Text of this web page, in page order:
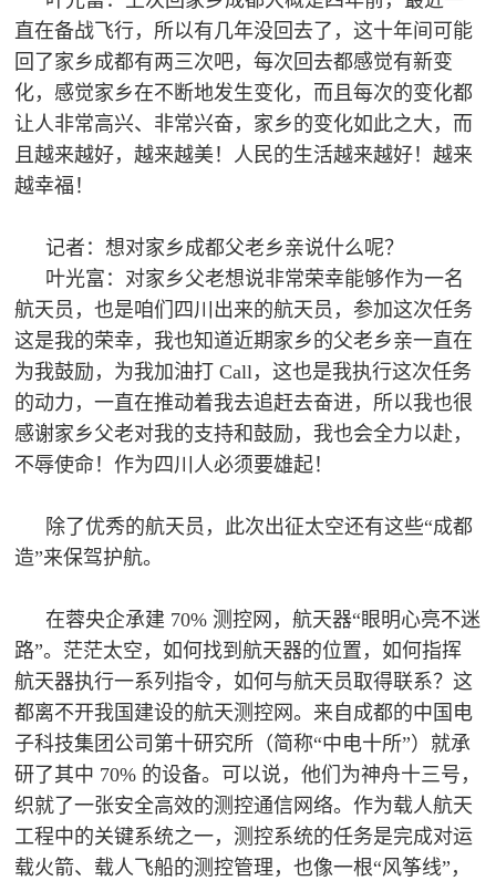
直在备战飞行，所以有几年没回去了，这十年间可能
回了家乡成都有两三次吧，每次回去都感觉有新变
化，感觉家乡在不断地发生变化，而且每次的变化都
让人非常高兴、非常兴奋，家乡的变化如此之大，而
且越来越好，越来越美！人民的生活越来越好！越来
越幸福！
记者：想对家乡成都父老乡亲说什么呢？
叶光富：对家乡父老想说非常荣幸能够作为一名
航天员，也是咱们四川出来的航天员，参加这次任务
这是我的荣幸，我也知道近期家乡的父老乡亲一直在
为我鼓励，为我加油打 Call，这也是我执行这次任务
的动力，一直在推动着我去追赶去奋进，所以我也很
感谢家乡父老对我的支持和鼓励，我也会全力以赴，
不辱使命！作为四川人必须要雄起！
除了优秀的航天员，此次出征太空还有这些“成都
造”来保驾护航。
在蓉央企承建 70% 测控网，航天器“眼明心亮不迷
路”。茫茫太空，如何找到航天器的位置，如何指挥
航天器执行一系列指令，如何与航天员取得联系？这
都离不开我国建设的航天测控网。来自成都的中国电
子科技集团公司第十研究所（简称“中电十所”）就承
研了其中 70% 的设备。可以说，他们为神舟十三号，
织就了一张安全高效的测控通信网络。作为载人航天
工程中的关键系统之一，测控系统的任务是完成对运
载火箭、载人飞船的测控管理，也像一根“风筝线”，